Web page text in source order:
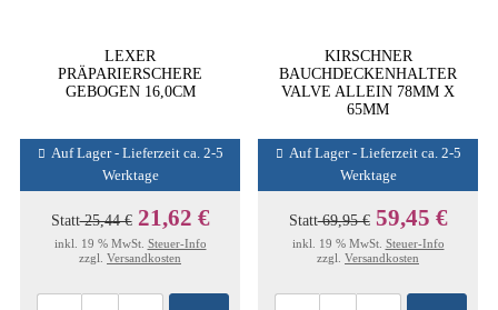
LEXER
PRÄPARIERSCHERE
GEBOGEN 16,0CM
Auf Lager - Lieferzeit ca. 2-5
Werktage
Statt25,44 € 21,62 €
inkl. 19 % MwSt. Steuer-Info
zzgl. Versandkosten
KIRSCHNER
BAUCHDECKENHALTER
VALVE ALLEIN 78MM X
65MM
Auf Lager - Lieferzeit ca. 2-5
Werktage
Statt69,95 € 59,45 €
inkl. 19 % MwSt. Steuer-Info
zzgl. Versandkosten